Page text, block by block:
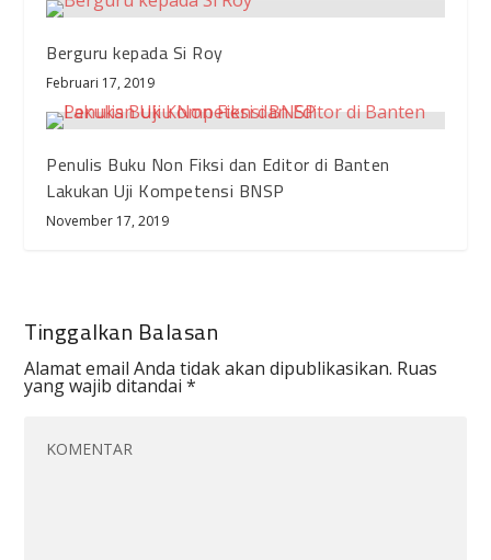
Berguru kepada Si Roy
Februari 17, 2019
Penulis Buku Non Fiksi dan Editor di Banten
Lakukan Uji Kompetensi BNSP
November 17, 2019
Tinggalkan Balasan
Alamat email Anda tidak akan dipublikasikan. Ruas
yang wajib ditandai*